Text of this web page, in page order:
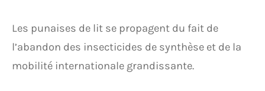
Les punaises de lit se propagent du fait de
l’abandon des insecticides de synthèse et de la
mobilité internationale grandissante.